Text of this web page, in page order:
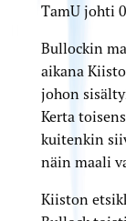
TamU johti
Bullockin
aikana
johon
Kerta
kuitenkin
näin maali
Kiiston